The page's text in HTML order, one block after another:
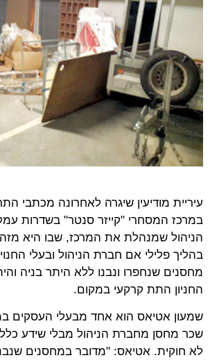
עיריית מודיעין שיגרה לאחרונה מכתבי
במרכז המסחרי "קייזר סנטר" בשדרות עמק
הניהול שמנהלת את המרכז, שבו היא
מחסנים שנחפרו ונבנו ללא היתר בניה
החניון התת קרקעי במקום.
שמעון אטיאס הוא אחד מבעלי העסקים
שכר מחסן מחברת הניהול מבלי שידע כלל
לא חוקית. אטיאס: "מדובר במחסנים